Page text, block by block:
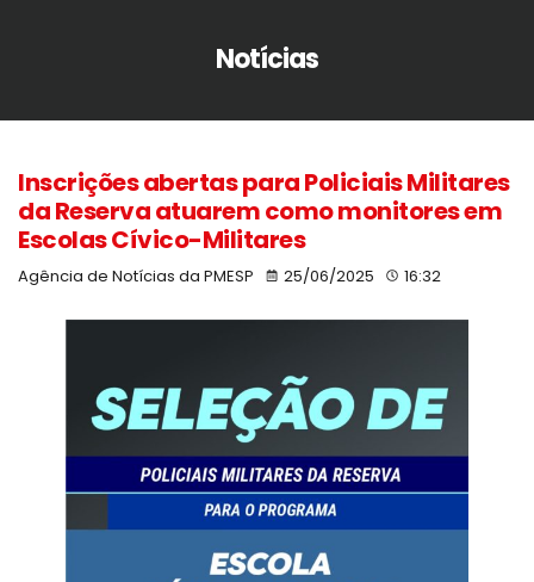
Notícias
Inscrições abertas para Policiais Militares
da Reserva atuarem como monitores em
Escolas Cívico-Militares
Agência de Notícias da PMESP 25/06/2025 16:32